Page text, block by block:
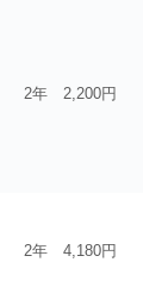
2年 2,200円
2年 4,180円